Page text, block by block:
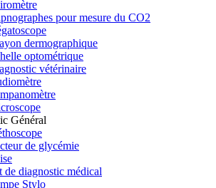
pour mesure du CO2
dermographique
optométrique
vétérinaire
Général
de glycémie
de diagnostic médical
Stylo